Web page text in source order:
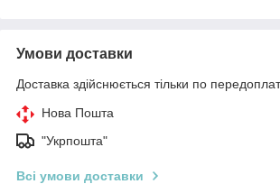
Умови доставки
Доставка здійснюється тільки по
Нова Пошта
"Укрпошта"
Всі умови доставки